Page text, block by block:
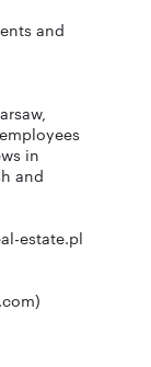
and
in
and
estate.pl